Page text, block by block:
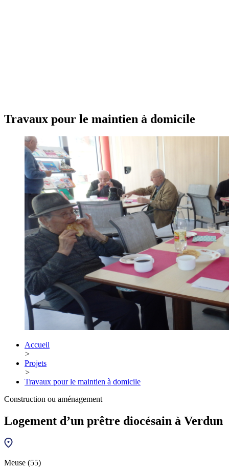
Travaux pour le maintien à domicile
Accueil
>
Projets
>
Travaux pour le maintien à domicile
Construction ou aménagement
Logement d’un prêtre diocésain à Verdun
Meuse (55)